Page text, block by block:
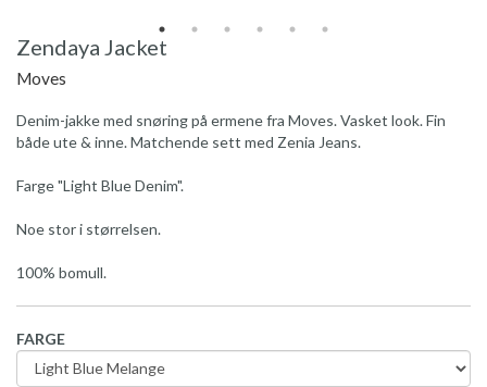
Zendaya Jacket
Moves
Denim-jakke med snøring på ermene fra Moves. Vasket look. Fin
både ute & inne. Matchende sett med Zenia Jeans.
Farge "Light Blue Denim".
Noe stor i størrelsen.
100% bomull.
FARGE